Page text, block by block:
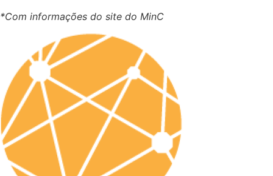
*Com informações do site do MinC